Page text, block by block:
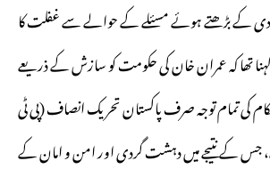
کے بڑھتے ہوئے مسئلے کے حوالے سے غفلت کا
تھا کہ عمران خان کی حکومت کو سازش کے ذریعے
کی تمام توجہ صرف پاکستان تحریک انصاف (پی ٹی
جس کے نتیجے میں دہشت گردی اور امن و امان کے